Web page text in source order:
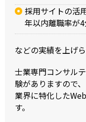
採用サイトの活
年以内離職率が
などの実績を上げら
士業専門コンサル
験がありますので、
業界に特化した
す。